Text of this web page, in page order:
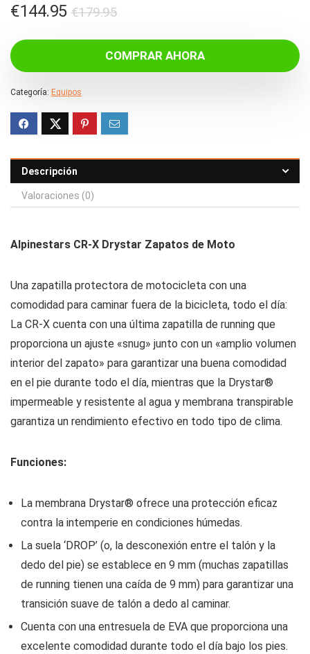
€179.95El
original
era:
€144.95
El
actual
es:
COMPRAR AHORA
Categoría: Equipos
Descripción
Valoraciones (0)
Alpinestars CR-X Drystar Zapatos de Moto
Una zapatilla protectora de motocicleta con una
comodidad para caminar fuera de la bicicleta, todo el día:
La CR-X cuenta con una última zapatilla de running que
proporciona un ajuste «snug» junto con un «amplio volumen
interior del zapato» para garantizar una buena comodidad
en el pie durante todo el día, mientras que la Drystar®
impermeable y resistente al agua y membrana transpirable
garantiza un rendimiento efectivo en todo tipo de clima.
Funciones:
La membrana Drystar® ofrece una protección eficaz
contra la intemperie en condiciones húmedas.
La suela ‘DROP’ (o, la desconexión entre el talón y la
dedo del pie) se establece en 9 mm (muchas zapatillas
de running tienen una caída de 9 mm) para garantizar una
transición suave de talón a dedo al caminar.
Cuenta con una entresuela de EVA que proporciona una
excelente comodidad durante todo el día bajo los pies.